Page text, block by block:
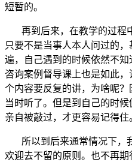
短暂的。
再到后来，在教学的过程
只要不是当事人本人问过的
遍，自己遇到的时候依然不
咨询案例督导课上也是如此
个内容要反复的讲，为啥呢
当时听了。但是到自己的时
亲自被敲过，才更容易记得住
所以到后来通常情况下，
欢迎去不留的原则。也不再